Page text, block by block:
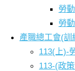
勞
勞
產職總工會(訓
113(上)-
113-(政